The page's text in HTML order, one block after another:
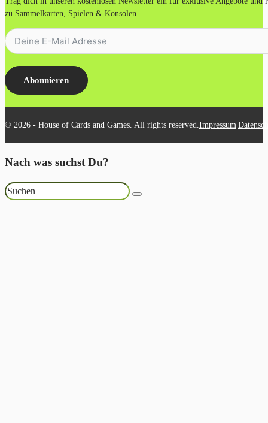
zu Sammelkarten, Spielen & Konsolen.
Abonnieren
© 2026 - House of Cards and Games. All rights reserved. Impressum|
Nach was suchst Du?
Suchen